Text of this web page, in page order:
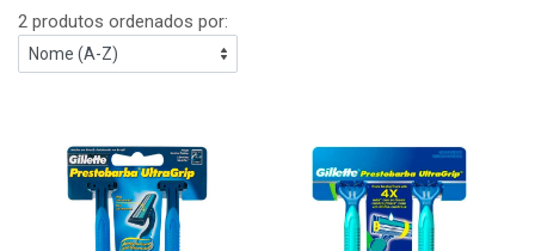
2 produtos ordenados por: